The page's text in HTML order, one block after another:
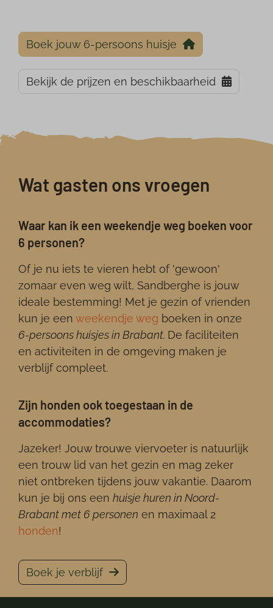
Boek jouw 6-persoons huisje
Bekijk de prijzen en beschikbaarheid
Wat gasten ons vroegen
Waar kan ik een weekendje weg boeken voor
6 personen?
Of je nu iets te vieren hebt of 'gewoon'
zomaar even weg wilt, Sandberghe is jouw
ideale bestemming! Met je gezin of vrienden
kun je eenweekendje weg boeken in onze
6-persoons huisjes in Brabant. De faciliteiten
en activiteiten in de omgeving maken je
verblijf compleet.
Zijn honden ook toegestaan in de
accommodaties?
Jazeker! Jouw trouwe viervoeter is natuurlijk
een trouw lid van het gezin en mag zeker
niet ontbreken tijdens jouw vakantie. Daarom
kun je bij ons eenhuisje huren in Noord-
Brabant met 6 personen en maximaal 2
honden!
Boek je verblijf